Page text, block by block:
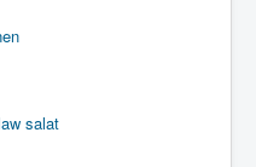
salat